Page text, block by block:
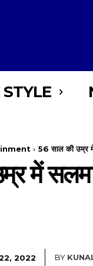
STYLE
56 साल की उम्र
में
2022 BY